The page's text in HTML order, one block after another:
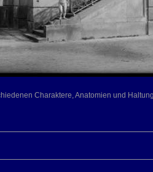
Charaktere, Anatomien und